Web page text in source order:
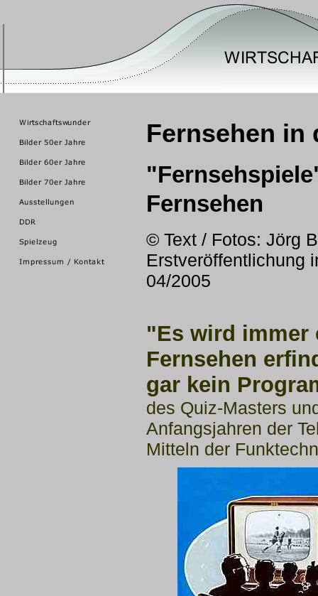
Fernsehen in
Fernsehen
© Text / Fotos: Jörg
Erstveröffentlichung
04/2005
"Es wird immer
Fernsehen
gar kein
des Quiz-Masters
Anfangsjahren der
Mitteln der